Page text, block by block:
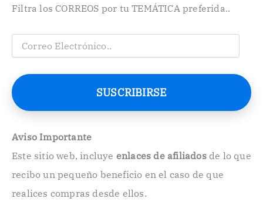
Filtra los CORREOS por tu TEMÁTICA preferida..
C
e
o
e
t
ó
n
SUSCRIBIRSE
Aviso Importante
Este sitio web, incluye enlaces de afiliadosde lo que
recibo un pequeño beneficio en el caso de que
realices compras desde ellos.